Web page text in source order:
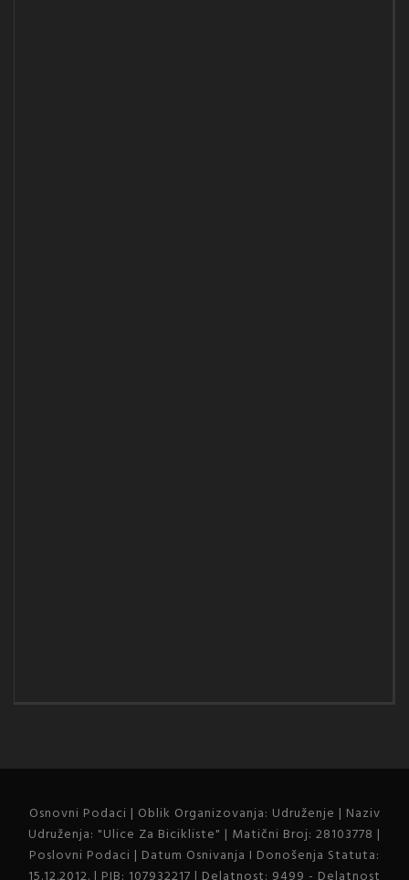
Osnovni Podaci | Oblik Organizovanja: Udruženje | Naziv
Udruženja: "Ulice Za Bicikliste" | Matični Broj: 28103778 |
Poslovni Podaci | Datum Osnivanja I Donošenja Statuta: